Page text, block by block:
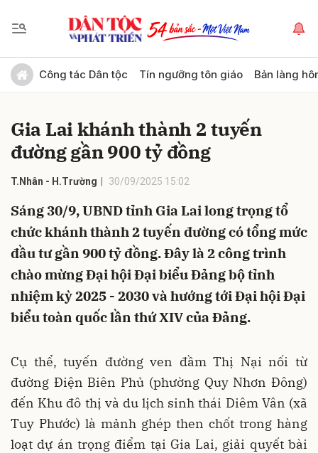
Công tác Dân tộc Tín ngưỡng tôn giáo Bản làng
Gia Lai khánh thành 2 tuyến
đường gần 900 tỷ đồng
T.Nhân - H.Trường 30/09/2025 15:02
Sáng 30/9, UBND tỉnh Gia Lai long trọng tổ
chức khánh thành 2 tuyến đường có tổng mức
đầu tư gần 900 tỷ đồng. Đây là 2 công trình
chào mừng Đại hội Đại biểu Đảng bộ tỉnh
nhiệm kỳ 2025 - 2030 và hướng tới Đại hội Đại
biểu toàn quốc lần thứ XIV của Đảng.
Cụ thể, tuyến đường ven đầm Thị Nại nối từ
đường Điện Biên Phủ (phường Quy Nhơn Đông)
đến Khu đô thị và du lịch sinh thái Diêm Vân (xã
Tuy Phước) là mảnh ghép then chốt trong hàng
loạt dự án trọng điểm tại Gia Lai, giải quyết bài
Gửi bình luận
Hủy Gửi